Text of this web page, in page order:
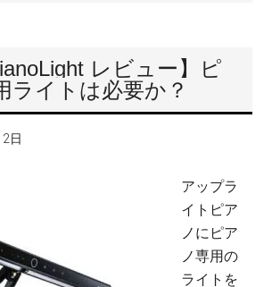
レビュー】ピ
ライトは必要か？
日
アップラ
イトピア
ノにピア
ノ専用の
ライトを